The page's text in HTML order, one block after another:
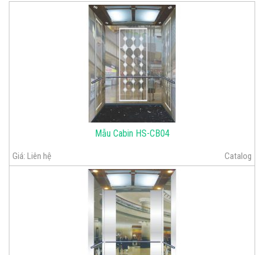
Mẫu Cabin HS-CB04
Giá: Liên hệ Catalog